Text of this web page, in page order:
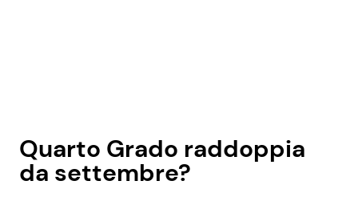
Quarto Grado raddoppia
da settembre?